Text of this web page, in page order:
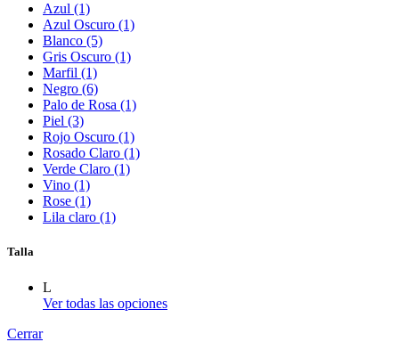
Azul (1)
Azul Oscuro (1)
Blanco (5)
Gris Oscuro (1)
Marfil (1)
Negro (6)
Palo de Rosa (1)
Piel (3)
Rojo Oscuro (1)
Rosado Claro (1)
Verde Claro (1)
Vino (1)
Rose (1)
Lila claro (1)
Talla
L
Ver todas las opciones
Cerrar